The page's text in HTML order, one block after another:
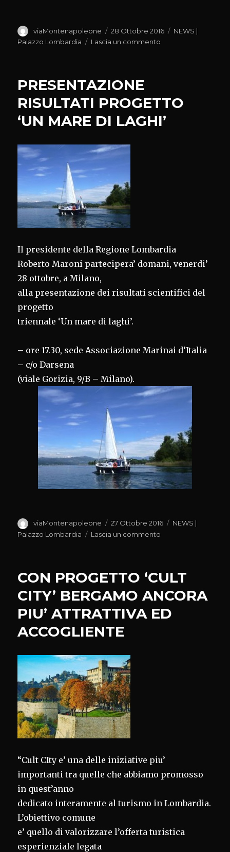
Autore
viaMontenapoleone
Pubblicato
il
28 Ottobre 2016 Categorie
NEWS |
Palazzo Lombardia
Lascia un commento
ULTRA
LARGA
PRESENTAZIONE
RISULTATI PROGETTO
‘UN MARE DI LAGHI’
Il presidente della Regione Lombardia
Roberto Maroni partecipera’ domani, venerdi’
28 ottobre, a Milano,
alla presentazione dei risultati scientifici del
progetto
triennale ‘Un mare di laghi’.
– ore 17.30, sede Associazione Marinai d’Italia
– c/o Darsena
(viale Gorizia, 9/B – Milano).
Autore
viaMontenapoleone
Pubblicato
il
27 Ottobre 2016 Categorie
NEWS |
Palazzo Lombardia
Lascia un commento
DI
LAGHI’
CON PROGETTO ‘CULT
CITY’ BERGAMO ANCORA
PIU’ ATTRATTIVA ED
ACCOGLIENTE
“Cult CIty e’ una delle iniziative piu’
importanti tra quelle che abbiamo promosso
in quest’anno
dedicato interamente al turismo in Lombardia.
L’obiettivo comune
e’ quello di valorizzare l’offerta turistica
esperienziale legata